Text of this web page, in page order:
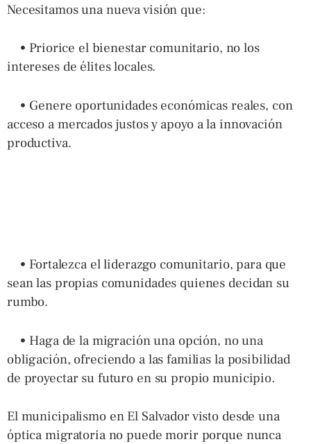
Necesitamos una nueva visión que:
• Priorice el bienestar comunitario, no los
intereses de élites locales.
• Genere oportunidades económicas reales, con
acceso a mercados justos y apoyo a la innovación
productiva.
• Fortalezca el liderazgo comunitario, para que
sean las propias comunidades quienes decidan su
rumbo.
• Haga de la migración una opción, no una
obligación, ofreciendo a las familias la posibilidad
de proyectar su futuro en su propio municipio.
El municipalismo en El Salvador visto desde una
óptica migratoria no puede morir porque nunca